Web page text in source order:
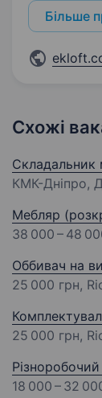
Більше
Схожі
Складальник
КМК-Дніпро,
Мебляр
38 000 – 48
Оббивач на
25 000 грн,
25 000 грн,
18 000 – 32